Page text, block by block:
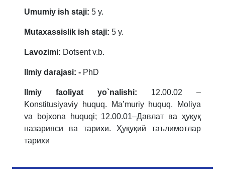
Umumiy ish staji: 5 y.
Mutaxassislik ish staji: 5 y.
Lavozimi: Dotsent v.b.
Ilmiy darajasi: - PhD
Ilmiy faoliyat yo`nalishi: 12.00.02 –
Konstitusiyaviy huquq. Ma’muriy huquq. Moliya
va bojxona huquqi; 12.00.01–Давлат ва ҳуқуқ
назарияси ва тарихи. Ҳуқуқий таълимотлар
тарихи